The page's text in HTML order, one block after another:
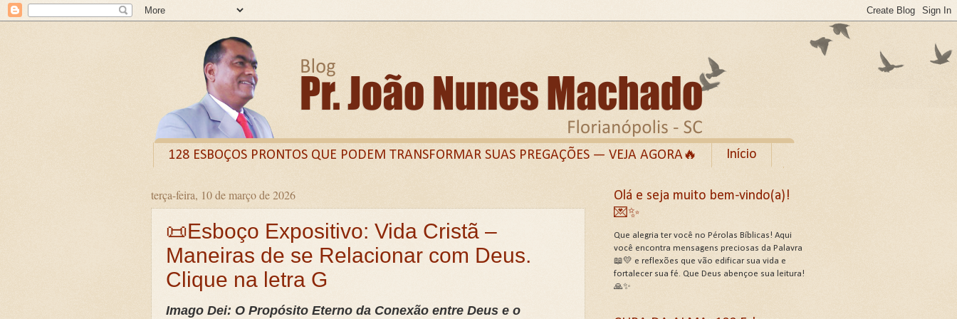
128 ESBOÇOS PRONTOS QUE PODEM TRANSFORMAR SUAS PREGAÇÕES — VEJA AGORA🔥
Início
Odysee
Livro
Grupo Facebook
CURSO DE FORMAÇÃO DE PREGADORES
Termos de Uso do Site
LIVRETO: TÍTULO - O VENCEDOR QUE DESAFIOU O IMPOSSÍVEL!
Guia prático: Como ensinar sobre Lilith hoje: Roteiro Bíblico, Histórico e pastoral!
📖ESTUDO SOBRE DEUS E SEUS ATRIBUTOS .
terça-feira, 10 de março de 2026
📜Esboço Expositivo: Vida Cristã –
Maneiras de se Relacionar com Deus.
Clique na letra G
Imago Dei: O Propósito Eterno da Conexão entre Deus e o
Olá e seja muito bem-vindo(a)!
💌✨
Que alegria ter você no Pérolas Bíblicas! Aqui
você encontra mensagens preciosas da Palavra
📖💛 e reflexões que vão edificar sua vida e
fortalecer sua fé. Que Deus abençoe sua leitura!
🙏✨